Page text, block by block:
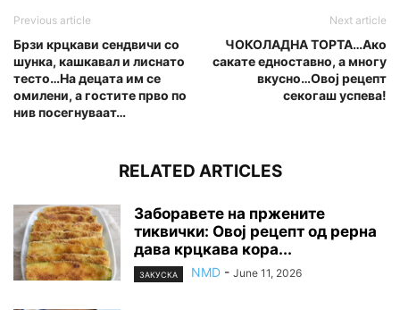
Previous article
Брзи крцкави сендвичи со
шунка, кашкавал и лиснато
тесто…На децата им се
омилени, а гостите прво по
нив посегнуваат…
Next article
ЧОКОЛАДНА ТОРТА…Ако
сакате едноставно, а многу
вкусно…Овој рецепт
секогаш успева!
RELATED ARTICLES
Заборавете на пржените
тиквички: Овој рецепт од рерна
дава крцкава кора...
ЗАКУСКА NMD - June 11, 2026